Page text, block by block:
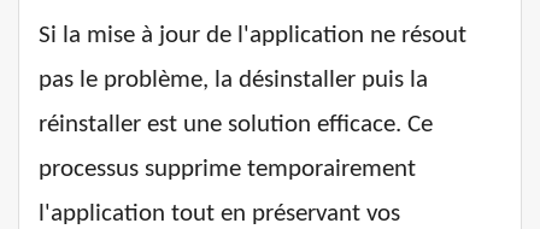
Si la mise à jour de l'application ne résout
pas le problème, la désinstaller puis la
réinstaller est une solution efficace. Ce
processus supprime temporairement
l'application tout en préservant vos